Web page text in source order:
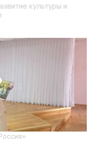
культуры и